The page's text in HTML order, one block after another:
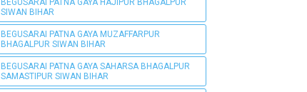
BEGUSARAI PATNA GAYA HAJIPUR BHAGALPUR
SIWAN BIHAR
BEGUSARAI PATNA GAYA MUZAFFARPUR
BHAGALPUR SIWAN BIHAR
BEGUSARAI PATNA GAYA SAHARSA BHAGALPUR
SAMASTIPUR SIWAN BIHAR